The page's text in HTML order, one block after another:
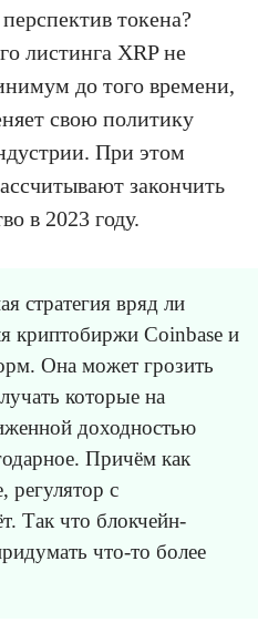
токена?
листинга XRP не
до того времени,
свою политику
При этом
закончить
в 2023 году.
стратегия вряд ли
криптобиржи Coinbase и
Она может грозить
которые на
доходностью
Причём как
регулятор с
Так что блокчейн-
что-то более